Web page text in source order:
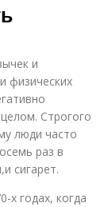
и
физических
Строгого
люди часто
раз в
сигарет.
х годах, когда